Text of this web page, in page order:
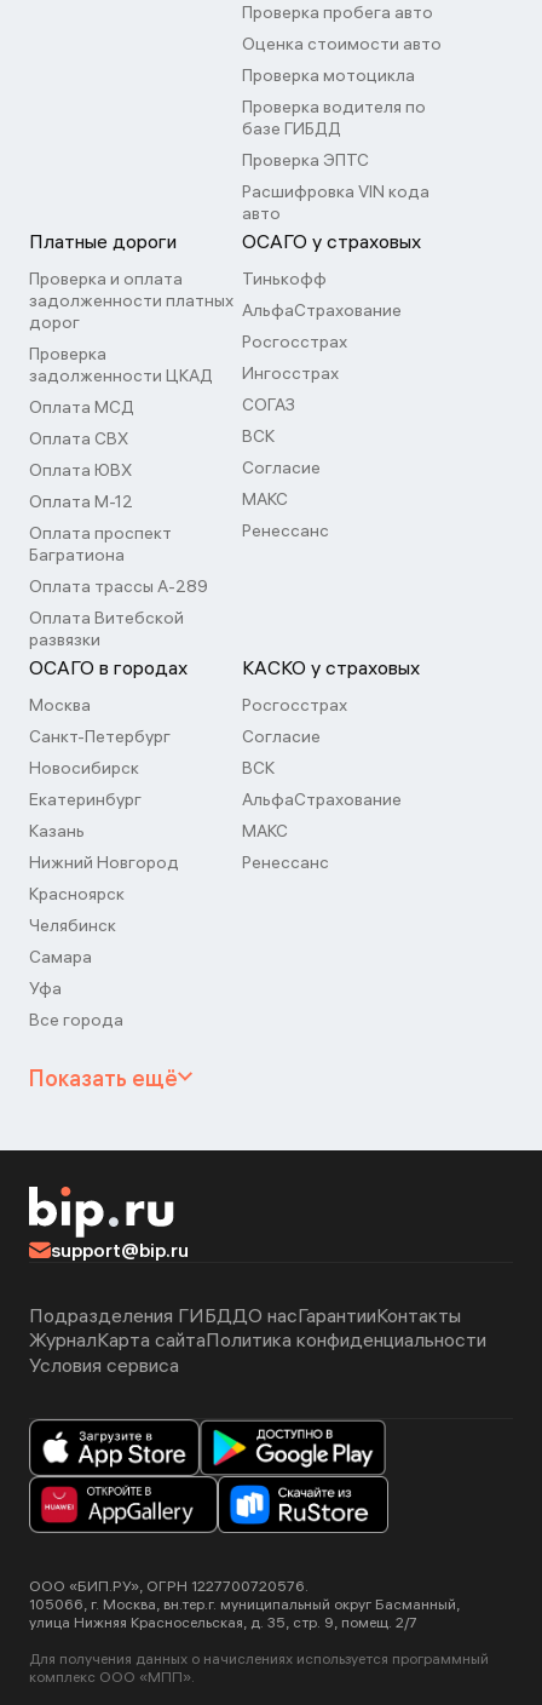
Проверка пробега авто
Оценка стоимости авто
Проверка мотоцикла
Проверка водителя по
базе ГИБДД
Проверка ЭПТС
Расшифровка VIN кода
авто
Платные дороги
Проверка и оплата
задолженности платных
дорог
Проверка
задолженности ЦКАД
Оплата МСД
Оплата СВХ
Оплата ЮВХ
Оплата М-12
Оплата проспект
Багратиона
Оплата трассы А-289
Оплата Витебской
развязки
ОСАГО у страховых
Тинькофф
АльфаСтрахование
Росгосстрах
Ингосстрах
СОГАЗ
ВСК
Согласие
МАКС
Ренессанс
ОСАГО в городах
Москва
Санкт-Петербург
Новосибирск
Екатеринбург
Казань
Нижний Новгород
Красноярск
Челябинск
Самара
Уфа
Все города
КАСКО у страховых
Росгосстрах
Согласие
ВСК
АльфаСтрахование
МАКС
Ренессанс
Показать ещё
support@bip.ru
Подразделения ГИБДДО насГарантииКонтакты
ЖурналКарта сайтаПолитика конфиденциальности
Условия сервиса
ООО «БИП.РУ», ОГРН 1227700720576.
105066, г. Москва, вн.тер.г. муниципальный округ Басманный,
улица Нижняя Красносельская, д. 35, стр. 9, помещ. 2/7
Для получения данных о начислениях используется программный
комплекс ООО «МПП».